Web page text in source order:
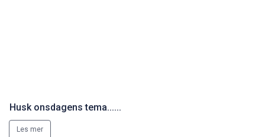
Husk onsdagens tema......
Les mer